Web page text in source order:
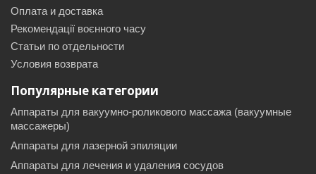
Оплата и доставка
Рекомендації воєнного часу
Статьи по отдельности
Условия возврата
Популярные категории
Аппараты для вакуумно-роликового массажа (вакуумные
массажеры)
Аппараты для лазерной эпиляции
Аппараты для лечения и удаления сосудов